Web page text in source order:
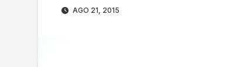
AGO 21, 2015